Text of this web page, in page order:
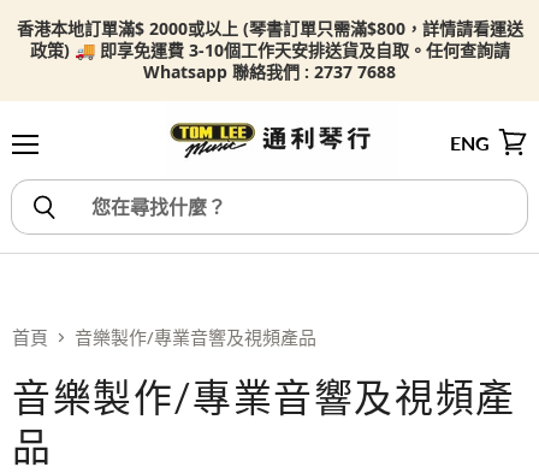
香港本地訂單滿$ 2000或以上 (琴書訂單只需滿$800，詳情請看運送
政策) 🚚 即享免運費 3-10個工作天安排送貨及自取。任何查詢請
Whatsapp 聯絡我們 : 2737 7688
ENG
首頁 音樂製作/專業音響及視頻產品
音樂製作/專業音響及視頻產
品